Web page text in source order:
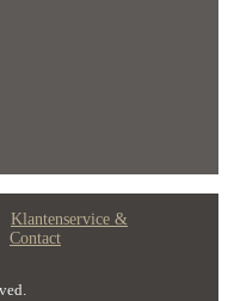
Klantenservice &
Contact